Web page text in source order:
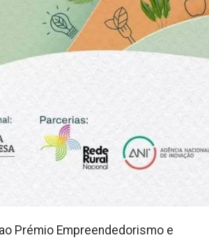
Prémio Empreendedorismo e